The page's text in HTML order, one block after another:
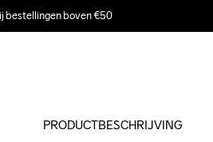
bestellingen boven €50
PRODUCTBESCHRIJVING